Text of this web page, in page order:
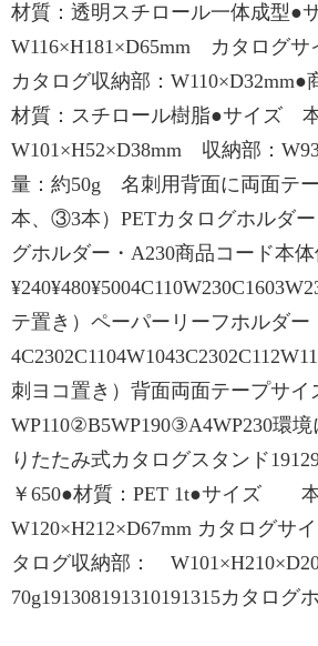
材質：透明スチロール一体成型●
W116×H181×D65mm カタログ
カタログ収納部：W110×D32mm●
材質：スチロール樹脂●サイズ 本
W101×H52×D38mm 収納部：
量：約50g 名刺用背面に両面テ
本、③3本）PETカタログホルダー
グホルダー・A230商品コード本
テ置き）ペーパーリーフホルダー
刺ヨコ置き）背面両面テープサ
WP110②B5WP190③A4WP230環
りたたみ式カタログスタンド
￥650●材質：PET 1t●サイズ 本
W120×H212×D67mm カタログサ
タログ収納部：
70g191308191310191315カタログ